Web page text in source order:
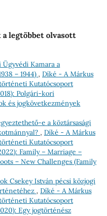
a legtöbbet olvasott
Ügyvédi Kamara a
– 1944) , Díké - A Márkus
Kutatócsoport
Polgári-kori
és jogkövetkezmények
e a köztársasági
, Díké - A Márkus
Kutatócsoport
Family – Marriage –
– New Challenges (Family
Csekey István pécsi közjogi
, Díké - A Márkus
Kutatócsoport
Egy jogtörténész